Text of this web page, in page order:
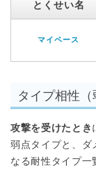
とくせい名
マイペース
タイプ相性（
攻撃を受けたとき
弱点タイプと、
なる耐性タイプ一